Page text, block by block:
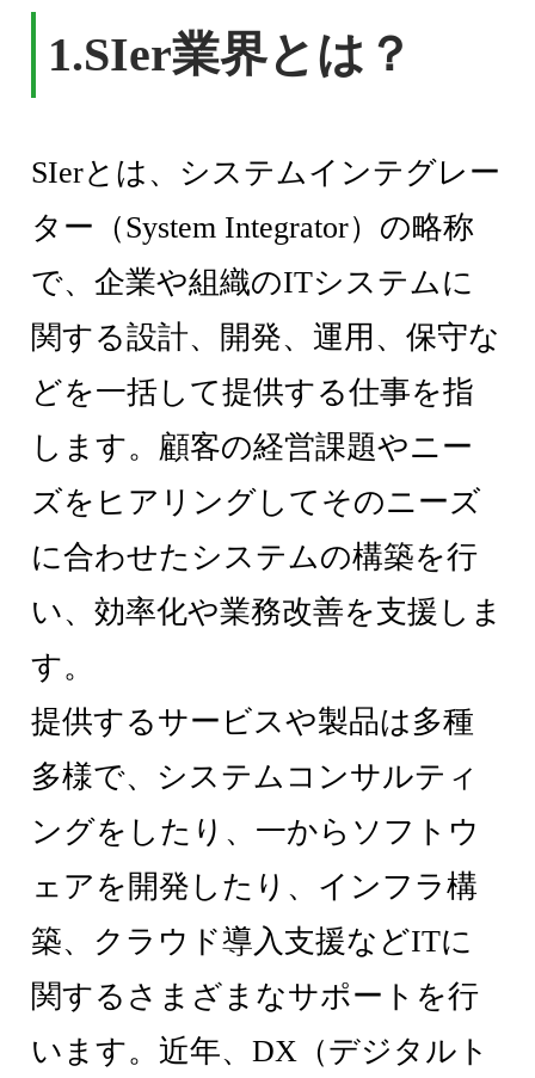
1.SIer業界とは？
SIerとは、システムインテグレー
ター（System Integrator）の略称
で、企業や組織のITシステムに
関する設計、開発、運用、保守な
どを一括して提供する仕事を指
します。顧客の経営課題やニー
ズをヒアリングしてそのニーズ
に合わせたシステムの構築を行
い、効率化や業務改善を支援しま
す。
提供するサービスや製品は多種
多様で、システムコンサルティ
ングをしたり、一からソフトウ
ェアを開発したり、インフラ構
築、クラウド導入支援などITに
関するさまざまなサポートを行
います。近年、DX（デジタルト